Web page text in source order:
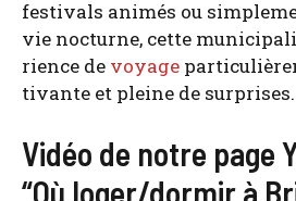
fes­ti­vals ani­més ou
vie noc­turne, cette
rience de voyage
ti­vante et pleine de sur­prises.
Vidéo de notre page
“Où loger/dormir à